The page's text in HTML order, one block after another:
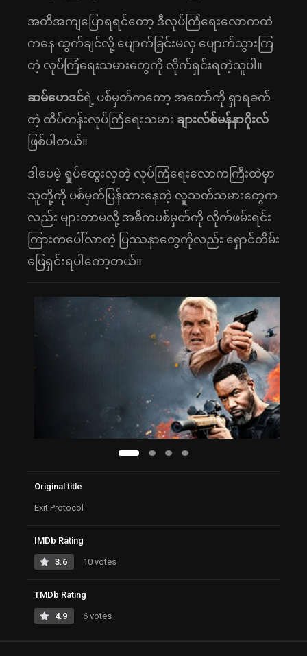
အတိအကျပြောရရင်တော့ ဒီလုပ်ကြံရေးလောကထဲ
ကနေ ထွက်ချင်လို့ ပျောက်ခြင်းမလှ ပျောက်သွားကြ
တဲ့ လုပ်ကြံရေးသမားတွေကို လိုက်ရှင်းရတဲ့သူပါ။
ဆမ်ဟေဒင်ရဲ့ ပစ်မှတ်ကတော့ အ‌တော်ကို ရှာရခက်
တဲ့ ထိပ်တန်းလုပ်ကြံရေးသမား ချားလ်စ်မန်နာဂိုးလ်
ဖြစ်ပါတယ်။
ဒါပေမဲ့ ရှုပ်ထွေးလှတဲ့ လုပ်ကြံရေးလောကကြီးထဲမှာ
သူတို့ကို ပစ်မှတ်ပြန်ထားနေတဲ့ လူသတ်သမားတွေက
လည်း များတာမလို့ အဓိကပစ်မှတ်ကို လိုက်ဖမ်းရင်း
ကြားကပေါ်လာတဲ့ ပြဿနာတွေကိုလည်း ရှောင်တိမ်း
ဖြေရှင်းရပါတော့တယ်။
Original title
Exit Protocol
IMDb Rating
3.6 10 votes
TMDb Rating
4.9 6 votes